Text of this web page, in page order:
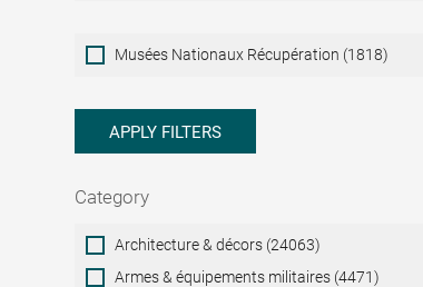
Musées
Nationaux
Musées Nationaux Récupération (1818)
APPLY FILTERS
Category
Category
Architecture & décors (24063)
Armes & équipements militaires (4471)